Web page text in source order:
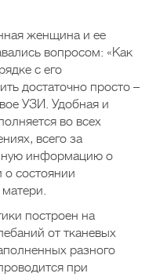
женщина и ее
вопросом: «Как
с его
достаточно просто –
УЗИ. Удобная и
во всех
всего за
информацию о
о состоянии
построен на
от тканевых
разного
при